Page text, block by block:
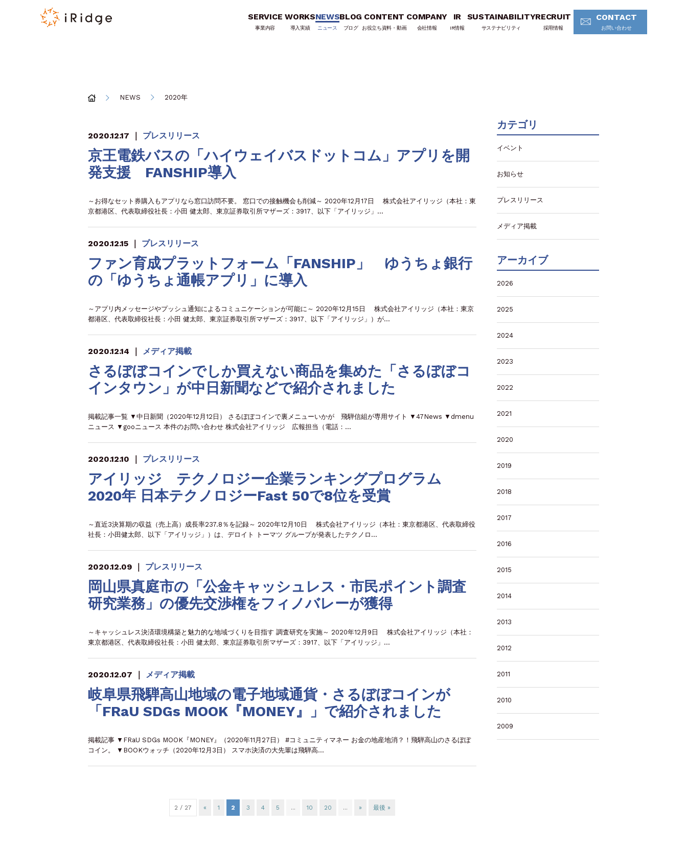
SERVICE
事業内容
WORKS
導入実績
NEWS
ニュース
BLOG
ブログ
CONTENT
お役立ち資料・動画
COMPANY
会社情報
IR
IR情報
SUSTAINABILITY
サステナビリティ
RECRUIT
採用情報
CONTACT
お問い合わせ
NEWS 2020年
2020.12.17 ｜ プレスリリース
京王電鉄バスの「ハイウェイバスドットコム」アプリを開
発支援 FANSHIP導入
～お得なセット券購入もアプリなら窓口訪問不要。 窓口での接触機会も削減～ 2020年12月17日 株式会社アイリッジ（本社：東
京都港区、代表取締役社長：小田 健太郎、東京証券取引所マザーズ：3917、以下「アイリッジ」…
2020.12.15 ｜ プレスリリース
ファン育成プラットフォーム「FANSHIP」 ゆうちょ銀行
の「ゆうちょ通帳アプリ」に導入
～アプリ内メッセージやプッシュ通知によるコミュニケーションが可能に～ 2020年12月15日 株式会社アイリッジ（本社：東京
都港区、代表取締役社長：小田 健太郎、東京証券取引所マザーズ：3917、以下「アイリッジ」）が…
2020.12.14 ｜ メディア掲載
さるぼぼコインでしか買えない商品を集めた「さるぼぼコ
インタウン」が中日新聞などで紹介されました
掲載記事一覧 ▼中日新聞（2020年12月12日） さるぼぼコインで裏メニューいかが 飛騨信組が専用サイト ▼47News ▼dmenu
ニュース ▼gooニュース 本件のお問い合わせ 株式会社アイリッジ 広報担当（電話：…
2020.12.10 ｜ プレスリリース
アイリッジ テクノロジー企業ランキングプログラム
2020年 日本テクノロジーFast 50で8位を受賞
～直近3決算期の収益（売上高）成長率237.8％を記録～ 2020年12月10日 株式会社アイリッジ（本社：東京都港区、代表取締役
社長：小田健太郎、以下「アイリッジ」）は、デロイト トーマツ グループが発表したテクノロ…
2020.12.09 ｜ プレスリリース
岡山県真庭市の「公金キャッシュレス・市民ポイント調査
研究業務」の優先交渉権をフィノバレーが獲得
～キャッシュレス決済環境構築と魅力的な地域づくりを目指す 調査研究を実施～ 2020年12月9日 株式会社アイリッジ（本社：
東京都港区、代表取締役社長：小田 健太郎、東京証券取引所マザーズ：3917、以下「アイリッジ」…
2020.12.07 ｜ メディア掲載
岐阜県飛騨高山地域の電子地域通貨・さるぼぼコインが
「FRaU SDGs MOOK『MONEY』」で紹介されました
掲載記事 ▼FRaU SDGs MOOK『MONEY』（2020年11月27日） #コミュニティマネー お金の地産地消？！飛騨高山のさるぼぼ
コイン。 ▼BOOKウォッチ（2020年12月3日） スマホ決済の大先輩は飛騨高…
2 / 27 « 1 2 3 4 5 ... 10 20 ... » 最後 »
カテゴリ
イベント
お知らせ
プレスリリース
メディア掲載
アーカイブ
2026
2025
2024
2023
2022
2021
2020
2019
2018
2017
2016
2015
2014
2013
2012
2011
2010
2009